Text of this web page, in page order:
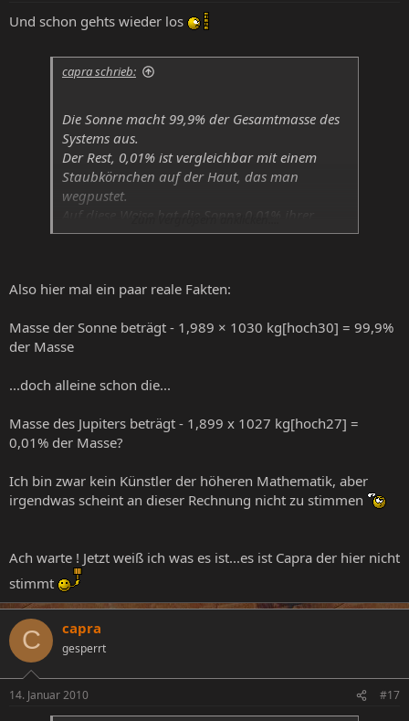
Und schon gehts wieder los
capra schrieb:
Die Sonne macht 99,9% der Gesamtmasse des
Systems aus.
Der Rest, 0,01% ist vergleichbar mit einem
Staubkörnchen auf der Haut, das man
wegpustet.
Auf diese Weise hat die Sonne 0,01% ihrer
Masse über einen gewissen Zeitraum verteilt,
Also hier mal ein paar reale Fakten:
Masse der Sonne beträgt - 1,989 × 1030 kg[hoch30] = 99,9%
der Masse
...doch alleine schon die...
Masse des Jupiters beträgt - 1,899 x 1027 kg[hoch27] =
0,01% der Masse?
Ich bin zwar kein Künstler der höheren Mathematik, aber
irgendwas scheint an dieser Rechnung nicht zu stimmen
Ach warte ! Jetzt weiß ich was es ist...es ist Capra der hier nicht
stimmt
C capra
gesperrt
14. Januar 2010 #17